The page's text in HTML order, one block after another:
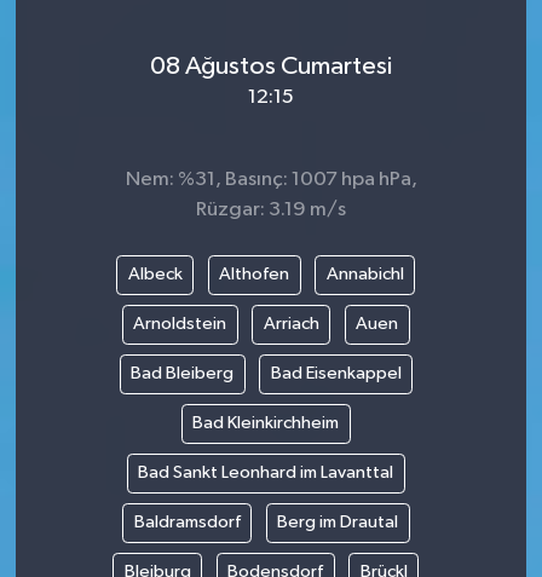
08 Ağustos Cumartesi
12:15
Nem: %31, Basınç: 1007 hpa hPa,
Rüzgar: 3.19 m/s
Albeck Althofen Annabichl
Arnoldstein Arriach Auen
Bad Bleiberg Bad Eisenkappel
Bad Kleinkirchheim
Bad Sankt Leonhard im Lavanttal
Baldramsdorf Berg im Drautal
Bleiburg Bodensdorf Brückl